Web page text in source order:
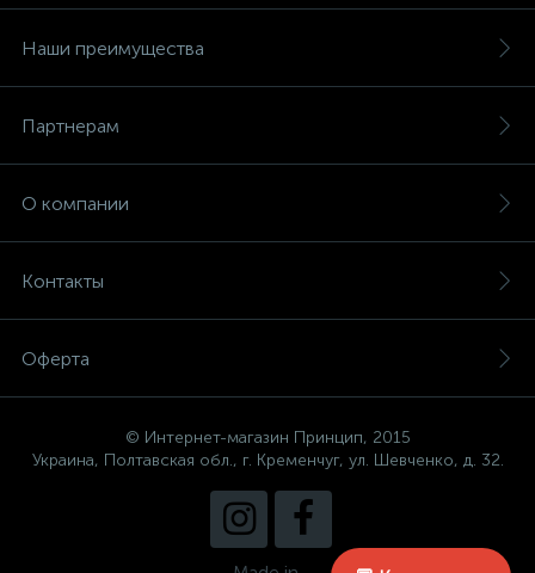
Наши преимущества
Партнерам
О компании
Контакты
Оферта
© Интернет-магазин Принцип, 2015
Украина, Полтавская обл., г. Кременчуг, ул. Шевченко, д. 32.